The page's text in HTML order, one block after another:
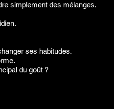
simplement des mélanges.
ses habitudes.
du goût ?